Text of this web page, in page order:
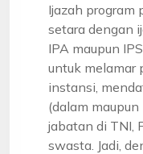
Ijazah program
setara dengan
IPA maupun
untuk melamar
instansi,
(dalam
jabatan di TNI,
swasta. Jadi,